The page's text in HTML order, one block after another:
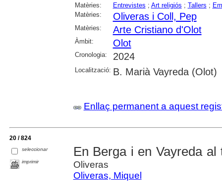
Matèries: Entrevistes ; Art religiós ; Tallers ;
Matèries:
Oliveras i Coll, Pep
Matèries: Arte Cristiano d'Olot
Àmbit: Olot
Cronologia: 2024
Localització: B. Marià Vayreda (Olot)
Enllaç permanent a aquest
20 / 824
seleccionar
imprimir
En Berga i en Vayreda al
Oliveras
Oliveras, Miquel